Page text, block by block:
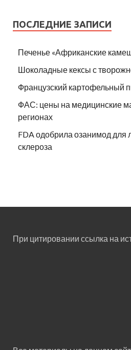
ПОСЛЕДНИЕ ЗАПИСИ
Печенье «Африканские
Шоколадные кексы с
Французский картофельный
ФАС: цены на медицинские
регионах
FDA одобрила озанимод для
склероза
При цитировании ссылка на